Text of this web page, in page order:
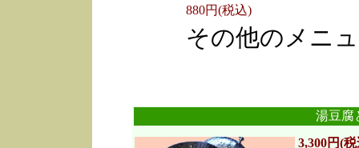
880円(税込)
その他のメニ
湯豆腐
3,300円(